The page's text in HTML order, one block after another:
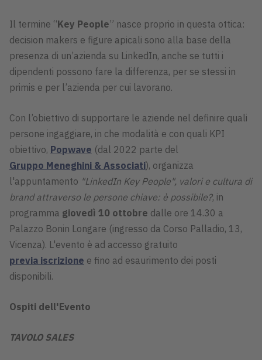
Il termine “Key People” nasce proprio in questa ottica:
decision makers e figure apicali sono alla base della
presenza di un’azienda su LinkedIn, anche se tutti i
dipendenti possono fare la differenza, per se stessi in
primis e per l’azienda per cui lavorano.
Con l’obiettivo di supportare le aziende nel definire quali
persone ingaggiare, in che modalità e con quali KPI
obiettivo, Popwave (dal 2022 parte del
Gruppo Meneghini & Associati), organizza
l'appuntamento "LinkedIn Key People", valori e cultura di
brand attraverso le persone chiave: è possibile?, in
programma giovedì 10 ottobre dalle ore 14.30 a
Palazzo Bonin Longare (ingresso da Corso Palladio, 13,
Vicenza). L'evento è ad accesso gratuito
previa iscrizione e fino ad esaurimento dei posti
disponibili.
Ospiti dell'Evento
TAVOLO SALES